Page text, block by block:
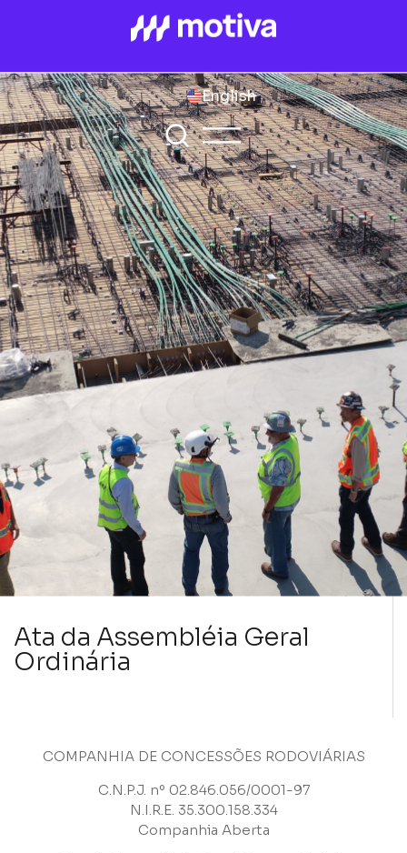
English
Ata da Assembléia Geral
Ordinária
COMPANHIA DE CONCESSÕES RODOVIÁRIAS
C.N.P.J. nº 02.846.056/0001-97
N.I.R.E. 35.300.158.334
Companhia Aberta